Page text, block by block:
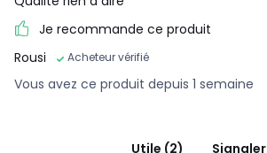
Je recommande ce produit
Rousi
Acheteur vérifié
Vous avez ce produit depuis 1 semaine
Utile (2)
Signaler